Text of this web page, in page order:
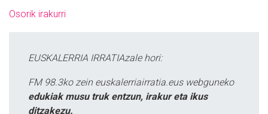
Osorik irakurri
EUSKALERRIA IRRATIAzale hori:
FM 98.3ko zein euskalerriairratia.eus webguneko
edukiak musu truk entzun, irakur eta ikus
ditzakezu.